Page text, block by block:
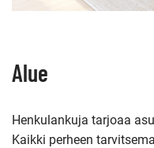
Alue
Henkulankuja tarjoaa
Kaikki perheen